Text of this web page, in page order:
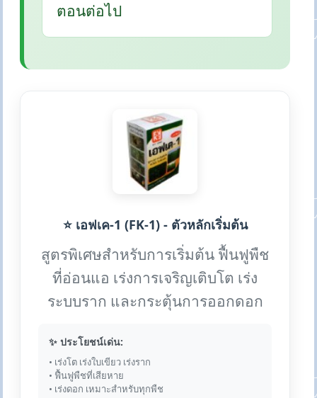
ตอนต่อไป
⭐ เอฟเค-1 (FK-1) - ตัวหลักเริ่มต้น
สูตรพิเศษสำหรับการเริ่มต้น ฟื้นฟูพืช
ที่อ่อนแอ เร่งการเจริญเติบโต เร่ง
ระบบราก และกระตุ้นการออกดอก
✨ ประโยชน์เด่น:
• เร่งโต เร่งใบเขียว เร่งราก
• ฟื้นฟูพืชที่เสียหาย
• เร่งดอก เหมาะสำหรับทุกพืช